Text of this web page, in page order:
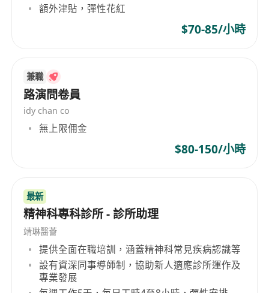
額外津貼，彈性花紅
$70-85/小時
兼職
路演問卷員
idy chan co
無上限佣金
$80-150/小時
最新
精神科專科診所 - 診所助理
靖琳醫薈
提供全面在職培訓，涵蓋精神科常見疾病認識等
設有資深同事導師制，協助新人適應診所運作及
專業發展